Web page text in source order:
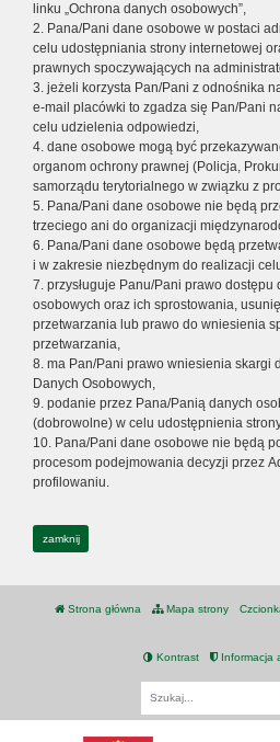
linku „Ochrona danych osobowych”,
2. Pana/Pani dane osobowe w postaci
celu udostępniania strony internetowej
prawnych spoczywających na
3. jeżeli korzysta Pan/Pani z odnośnika
e-mail placówki to zgadza się Pan/Pani
celu udzielenia odpowiedzi,
4. dane osobowe mogą być
organom ochrony prawnej (Policja,
samorządu terytorialnego w związku z
5. Pana/Pani dane osobowe nie będą
trzeciego ani do organizacji
6. Pana/Pani dane osobowe będą
i w zakresie niezbędnym do realizacji
7. przysługuje Panu/Pani prawo dostępu
osobowych oraz ich sprostowania,
przetwarzania lub prawo do wniesienia
przetwarzania,
8. ma Pan/Pani prawo wniesienia skargi
Danych Osobowych,
9. podanie przez Pana/Panią danych
(dobrowolne) w celu udostępnienia
10. Pana/Pani dane osobowe nie będą
procesom podejmowania decyzji przez
profilowaniu.
zamknij
Strona główna Mapa strony
Kontrast Informacja